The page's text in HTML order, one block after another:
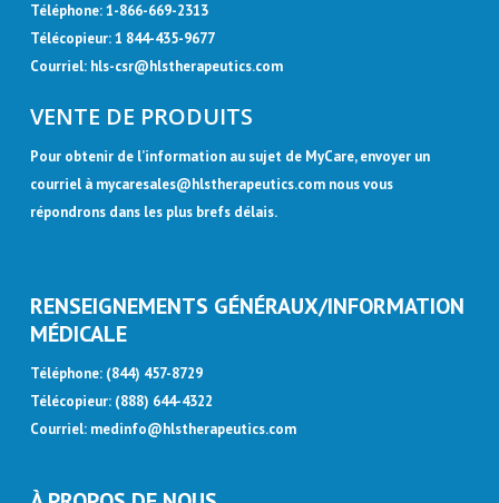
Téléphone: 1-866-669-2313
Télécopieur: 1 844-435-9677
Courriel: hls-csr@hlstherapeutics.com
VENTE DE PRODUITS
Pour obtenir de l’information au sujet de MyCare, envoyer un
courriel à mycaresales@hlstherapeutics.comnous vous
répondrons dans les plus brefs délais.
RENSEIGNEMENTS GÉNÉRAUX/INFORMATION
MÉDICALE
Téléphone: (844) 457-8729
Télécopieur: (888) 644-4322
Courriel: medinfo@hlstherapeutics.com